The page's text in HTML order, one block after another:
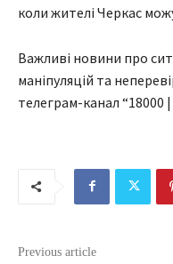
коли жителі Черкас
Важливі новини про
маніпуляцій та
телеграм-канал “18000
Previous article